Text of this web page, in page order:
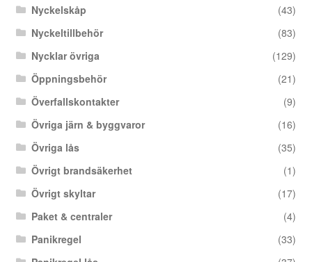
Nyckelskåp
(43)
Nyckeltillbehör
(83)
Nycklar övriga
(129)
Öppningsbehör
(21)
Överfallskontakter
(9)
Övriga järn & byggvaror
(16)
Övriga lås
(35)
Övrigt brandsäkerhet
(1)
Övrigt skyltar
(17)
Paket & centraler
(4)
Panikregel
(33)